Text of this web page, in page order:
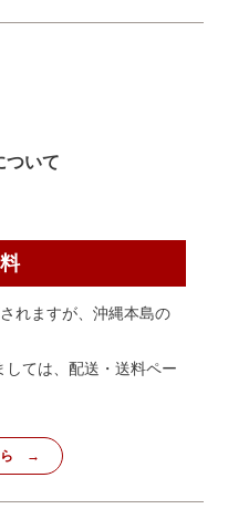
ついて
れますが、沖縄本島の
ては、配送・送料ペー